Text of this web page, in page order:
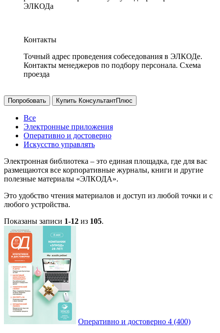
ЭЛКОДа
Контакты
Точный адрес проведения собеседования в ЭЛКОДе.
Контакты менеджеров по подбору персонала. Схема
проезда
Попробовать Купить КонсультантПлюс
Все
Электронные приложения
Оперативно и достоверно
Искусство управлять
Электронная библиотека – это единая площадка, где для вас
размещаются все корпоративные журналы, книги и другие
полезные материалы «ЭЛКОДА».
Это удобство чтения материалов и доступ из любой точки и с
любого устройства.
Показаны записи 1-12 из 105.
Оперативно и достоверно 4 (400)